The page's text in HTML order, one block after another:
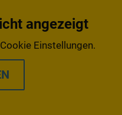
angezeigt
Einstellungen.